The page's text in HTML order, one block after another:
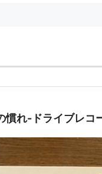
慣れ-ドライブレコ